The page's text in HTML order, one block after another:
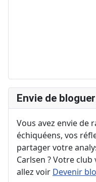
Envie de
Vous avez envie de
échiquéens, vos
partager votre
Carlsen ? Votre
allez voir Devenir